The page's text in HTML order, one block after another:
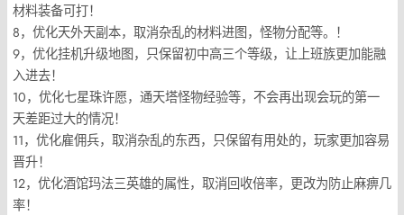
材料装备可打！
8，优化天外天副本，取消杂乱的材料进图，怪物分配等。！
9，优化挂机升级地图，只保留初中高三个等级，让上班族更加能融
入进去！
10，优化七星珠许愿，通天塔怪物经验等，不会再出现会玩的第一
天差距过大的情况！
11，优化雇佣兵，取消杂乱的东西，只保留有用处的，玩家更加容易
晋升！
12，优化酒馆玛法三英雄的属性，取消回收倍率，更改为防止麻痹几
率！